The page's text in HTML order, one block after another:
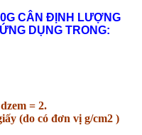
CÂN ĐỊNH LƯỢNG
DỤNG TRONG:
= 2.
(do có đơn vị g/cm2 )